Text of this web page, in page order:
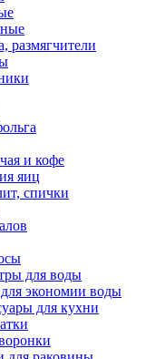
размягчители
и кофе
яиц
спички
для воды
экономии воды
для кухни